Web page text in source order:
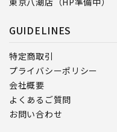
GUIDELINES
特定商取引
プライバシーポリシー
会社概要
よくあるご質問
お問い合わせ